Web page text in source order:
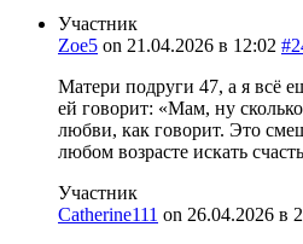
Участник
Zoe5 on 21.04.2026 в 12:02
Матери подруги 47, а я всё
ей говорит: «Мам, ну
любви, как говорит. Это
любом возрасте искать
Участник
Catherine111 on 26.04.2026 в